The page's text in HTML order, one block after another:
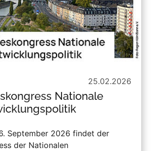
25.02.2026
Nationale
September 2026 findet der
der Nationalen